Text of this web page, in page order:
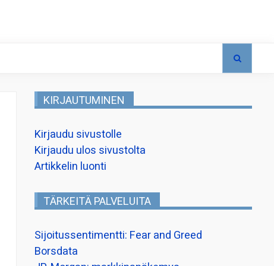
KIRJAUTUMINEN
Kirjaudu sivustolle
Kirjaudu ulos sivustolta
Artikkelin luonti
TÄRKEITÄ PALVELUITA
Sijoitussentimentti: Fear and Greed
Borsdata